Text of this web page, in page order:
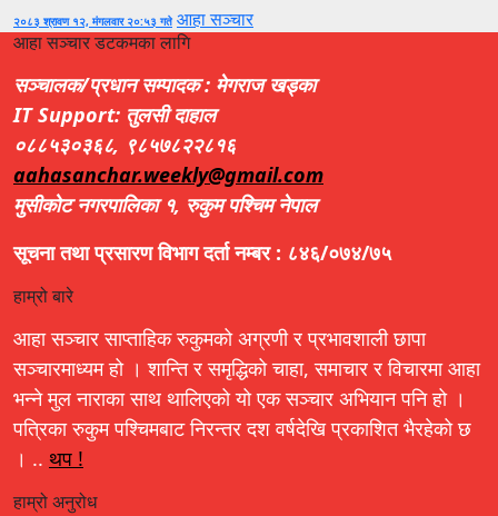
२०८३ श्रावण १२, मंगलवार २०:५३ गते आहा सञ्चार
आहा सञ्चार डटकमका लागि
सञ्चालक/प्रधान सम्पादक : मेगराज खड्का
IT Support: तुलसी दाहाल
०८८५३०३६८, ९८५७८२२८१६
aahasanchar.weekly@gmail.com
मुसीकोट नगरपालिका १, रुकुम पश्चिम नेपाल
सूचना तथा प्रसारण विभाग दर्ता नम्बर : ८४६/०७४/७५
हाम्रो बारे
आहा सञ्चार साप्ताहिक रुकुमको अग्रणी र प्रभावशाली छापा
सञ्चारमाध्यम हो । शान्ति र समृद्धिको चाहा, समाचार र विचारमा आहा
भन्ने मुल नाराका साथ थालिएको यो एक सञ्चार अभियान पनि हो ।
पत्रिका रुकुम पश्चिमबाट निरन्तर दश वर्षदेखि प्रकाशित भैरहेको छ
। .. थप !
हाम्रो अनुरोध